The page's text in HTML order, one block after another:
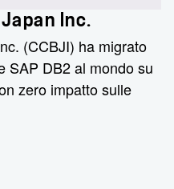
Inc.
(CCBJI) ha migrato
SAP DB2 al mondo su
zero impatto sulle